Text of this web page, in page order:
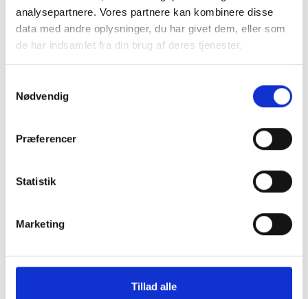
analysepartnere. Vores partnere kan kombinere disse
data med andre oplysninger, du har givet dem, eller som
de har indsamlet fra din brug af deres tjenester.
Nødvendig
Præferencer
Statistik
Marketing
Tillad alle
skærmbeskyttelse IKKE
Cover Med
129 kr.